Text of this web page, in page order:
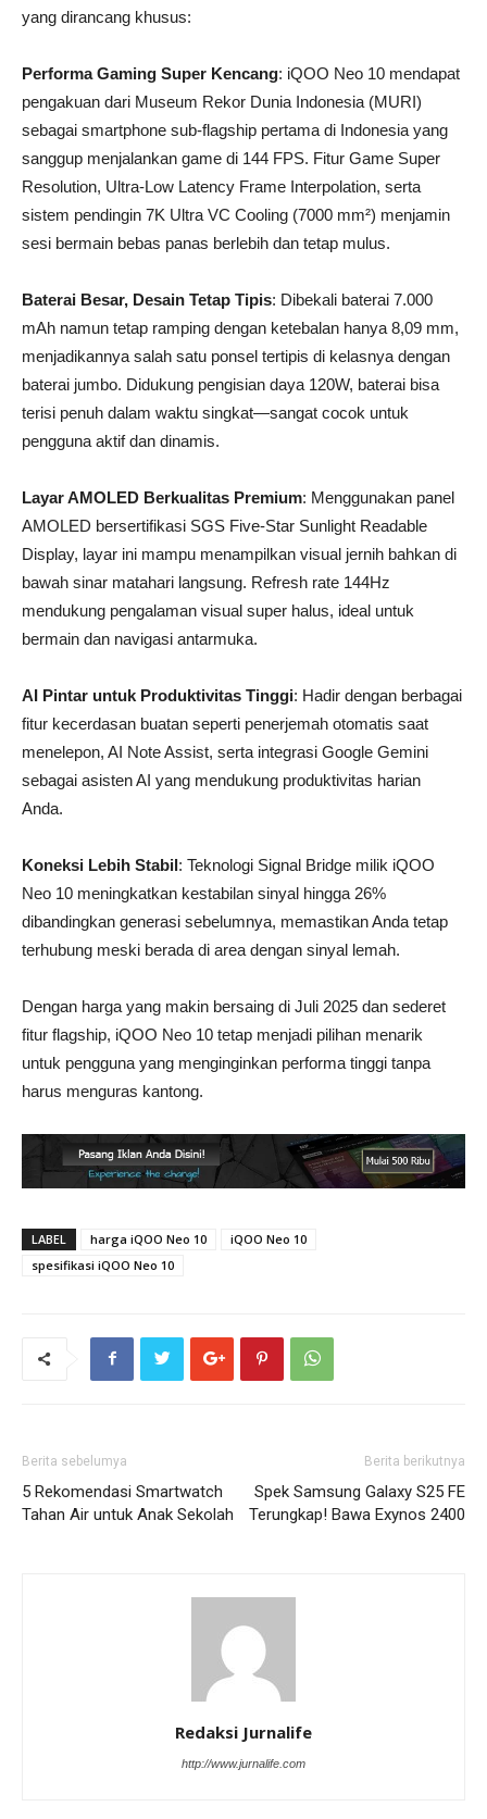
yang dirancang khusus:
Performa Gaming Super Kencang: iQOO Neo 10 mendapat
pengakuan dari Museum Rekor Dunia Indonesia (MURI)
sebagai smartphone sub-flagship pertama di Indonesia yang
sanggup menjalankan game di 144 FPS. Fitur Game Super
Resolution, Ultra-Low Latency Frame Interpolation, serta
sistem pendingin 7K Ultra VC Cooling (7000 mm²) menjamin
sesi bermain bebas panas berlebih dan tetap mulus.
Baterai Besar, Desain Tetap Tipis: Dibekali baterai 7.000
mAh namun tetap ramping dengan ketebalan hanya 8,09 mm,
menjadikannya salah satu ponsel tertipis di kelasnya dengan
baterai jumbo. Didukung pengisian daya 120W, baterai bisa
terisi penuh dalam waktu singkat—sangat cocok untuk
pengguna aktif dan dinamis.
Layar AMOLED Berkualitas Premium: Menggunakan panel
AMOLED bersertifikasi SGS Five-Star Sunlight Readable
Display, layar ini mampu menampilkan visual jernih bahkan di
bawah sinar matahari langsung. Refresh rate 144Hz
mendukung pengalaman visual super halus, ideal untuk
bermain dan navigasi antarmuka.
AI Pintar untuk Produktivitas Tinggi: Hadir dengan berbagai
fitur kecerdasan buatan seperti penerjemah otomatis saat
menelepon, AI Note Assist, serta integrasi Google Gemini
sebagai asisten AI yang mendukung produktivitas harian
Anda.
Koneksi Lebih Stabil: Teknologi Signal Bridge milik iQOO
Neo 10 meningkatkan kestabilan sinyal hingga 26%
dibandingkan generasi sebelumnya, memastikan Anda tetap
terhubung meski berada di area dengan sinyal lemah.
Dengan harga yang makin bersaing di Juli 2025 dan sederet
fitur flagship, iQOO Neo 10 tetap menjadi pilihan menarik
untuk pengguna yang menginginkan performa tinggi tanpa
harus menguras kantong.
LABEL harga iQOO Neo 10
iQOO Neo 10
spesifikasi iQOO Neo 10
Berita sebelumya
5 Rekomendasi Smartwatch
Tahan Air untuk Anak Sekolah
Berita berikutnya
Spek Samsung Galaxy S25 FE
Terungkap! Bawa Exynos 2400
Redaksi Jurnalife
http://www.jurnalife.com